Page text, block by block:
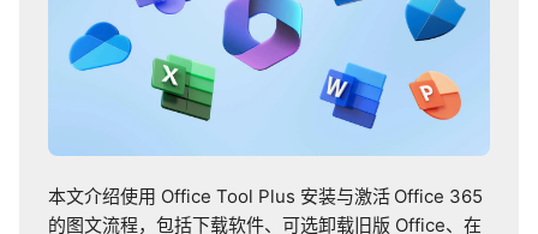
网站折腾
系统与工具
本文介绍使用 Office Tool Plus 安装与激活 Office 365
的图文流程，包括下载软件、可选卸载旧版 Office、在